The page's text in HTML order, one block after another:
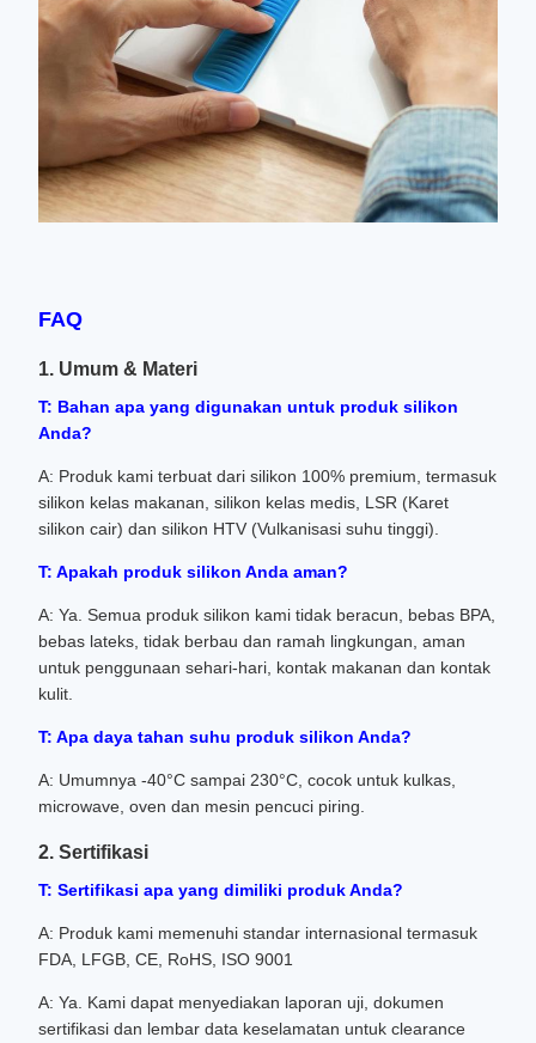
FAQ
1. Umum & Materi
T: Bahan apa yang digunakan untuk produk silikon
Anda?
A: Produk kami terbuat dari silikon 100% premium, termasuk
silikon kelas makanan, silikon kelas medis, LSR (Karet
silikon cair) dan silikon HTV (Vulkanisasi suhu tinggi).
T: Apakah produk silikon Anda aman?
A: Ya. Semua produk silikon kami tidak beracun, bebas BPA,
bebas lateks, tidak berbau dan ramah lingkungan, aman
untuk penggunaan sehari-hari, kontak makanan dan kontak
kulit.
T: Apa daya tahan suhu produk silikon Anda?
A: Umumnya -40°C sampai 230°C, cocok untuk kulkas,
microwave, oven dan mesin pencuci piring.
2. Sertifikasi
T: Sertifikasi apa yang dimiliki produk Anda?
A: Produk kami memenuhi standar internasional termasuk
FDA, LFGB, CE, RoHS, ISO 9001
A: Ya. Kami dapat menyediakan laporan uji, dokumen
sertifikasi dan lembar data keselamatan untuk clearance